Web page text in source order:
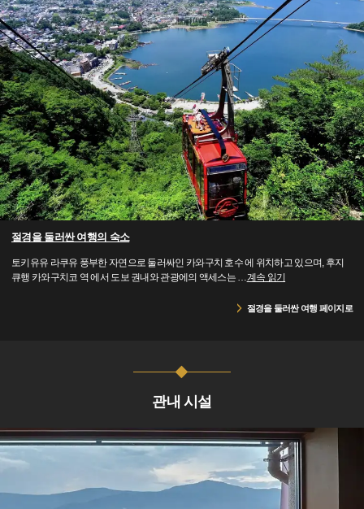
절경을 둘러싼 여행의 숙소
토키유유 라쿠유 풍부한 자연으로 둘러싸인 카와구치 호수 에 위치하고 있으며, 후지
큐행 카와구치코 역 에서 도보 권내와 관광에의 액세스는 …계속 읽기
절경을 둘러싼 여행 페이지로
관내 시설